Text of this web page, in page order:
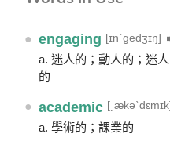
● engaging [ɪnˋgedʒɪŋ]
a. 迷人的；動人的；迷
的
● academic
a. 學術的；課業的